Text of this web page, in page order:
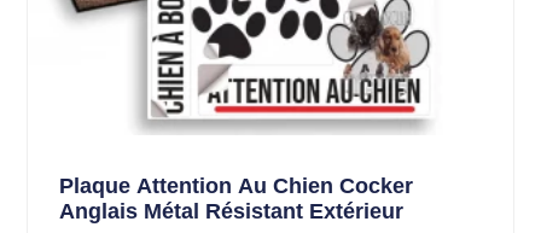
Plaque Attention Au Chien Cocker
Anglais Métal Résistant Extérieur